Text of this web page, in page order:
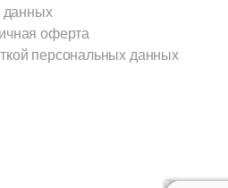
данных
оферта
персональных данных